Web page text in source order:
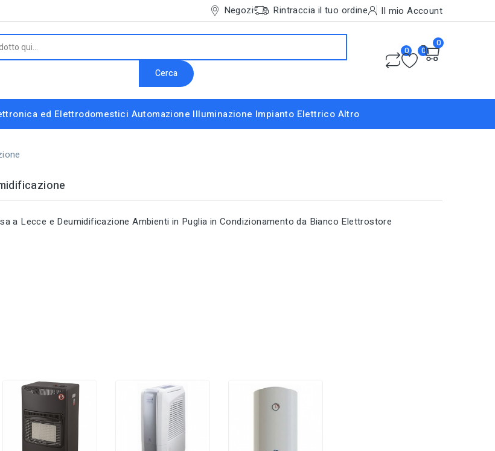
Negozi Rintraccia il tuo ordine Il mio Account
Cerca
0 0
0
ed Elettrodomestici Automazione Illuminazione Impianto Elettrico Altro
a Lecce e Deumidificazione Ambienti in Puglia in Condizionamento da Bianco Elettrostore